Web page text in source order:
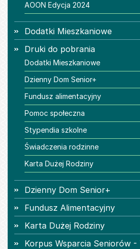
AOON Edycja 2024
Dodatki Mieszkaniowe
Druki do pobrania
Dodatki Mieszkaniowe
Dzienny Dom Senior+
Fundusz alimentacyjny
Pomoc społeczna
Stypendia szkolne
Świadczenia rodzinne
Karta Dużej Rodziny
Dzienny Dom Senior+
Fundusz Alimentacyjny
Karta Dużej Rodziny
Korpus Wsparcia Seniorów -